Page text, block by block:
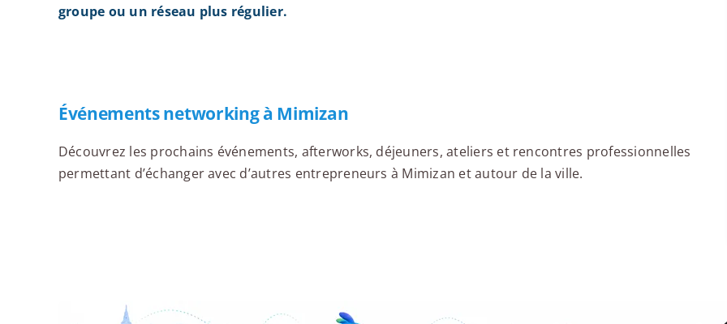
groupe ou un réseau plus régulier.
Événements networking à Mimizan
Découvrez les prochains événements, afterworks, déjeuners, ateliers et rencontres professionnelles
permettant d’échanger avec d’autres entrepreneurs à Mimizan et autour de la ville.